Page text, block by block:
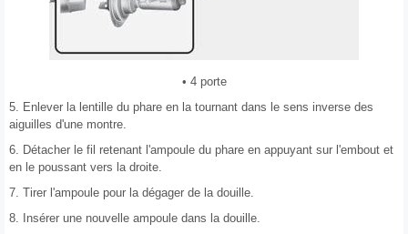
• 4 porte
5. Enlever la lentille du phare en la tournant dans le sens inverse des
aiguilles d'une montre.
6. Détacher le fil retenant l'ampoule du phare en appuyant sur l'embout et
en le poussant vers la droite.
7. Tirer l'ampoule pour la dégager de la douille.
8. Insérer une nouvelle ampoule dans la douille.